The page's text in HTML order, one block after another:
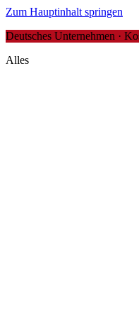
Zum Hauptinhalt springen
Deutsches Unternehmen ·
Alles